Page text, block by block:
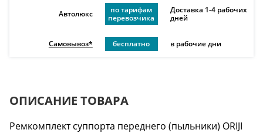
Автолюкс
по тарифам
перевозчика
Доставка 1-4 рабочих
дней
Самовывоз* бесплатно в рабочие дни
ОПИСАНИЕ ТОВАРА
Ремкомплект суппорта переднего (пыльники) ORIJI